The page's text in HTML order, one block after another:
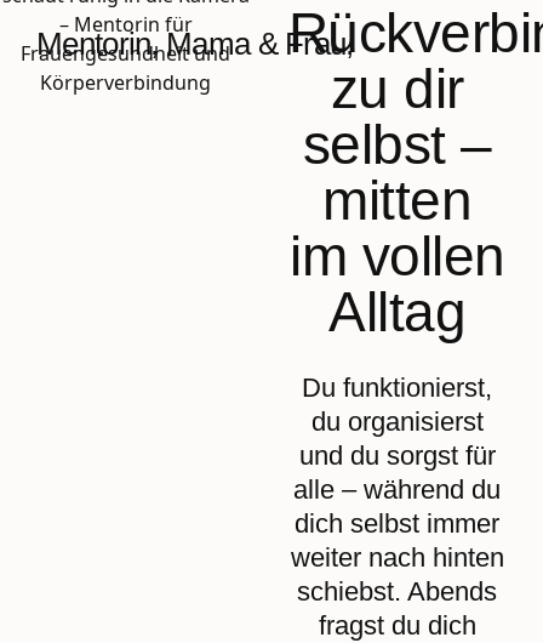
Mentorin, Mama & Frau,
zu dir
selbst –
mitten
im vollen
Alltag
Du funktionierst,
du organisierst
und du sorgst für
alle – während du
dich selbst immer
weiter nach hinten
schiebst. Abends
fragst du dich